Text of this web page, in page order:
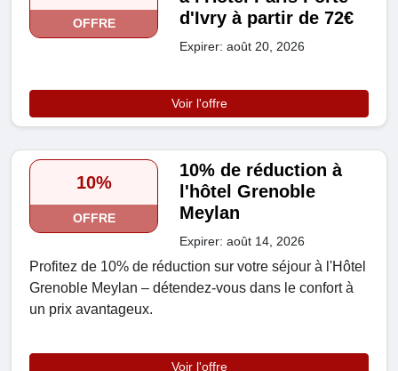
OFFRE
d'Ivry à partir de 72€
Expirer: août 20, 2026
Voir l'offre
10%
OFFRE
10% de réduction à
l'hôtel Grenoble
Meylan
Expirer: août 14, 2026
Profitez de 10% de réduction sur votre séjour à l'Hôtel
Grenoble Meylan – détendez-vous dans le confort à
un prix avantageux.
Voir l'offre